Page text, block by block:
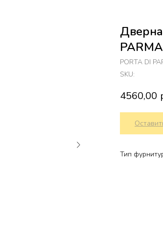
PORTA DI
SKU:
4560,00
Тип